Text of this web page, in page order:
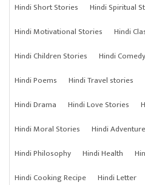
Hindi Short Stories Hindi Spiritual
Hindi Motivational Stories
Hindi
Hindi Children Stories
Hindi
Hindi Poems
Hindi Travel stories
Hindi Drama
Hindi Love Stories
Hindi Moral Stories
Hindi
Hindi Philosophy
Hindi Health
Hindi Cooking Recipe
Hindi Letter